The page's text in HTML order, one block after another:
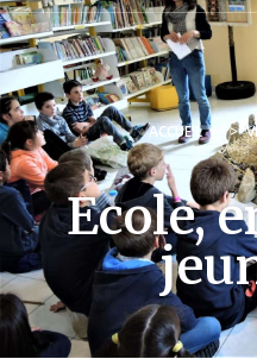
ACCUEIL >
Ecole,